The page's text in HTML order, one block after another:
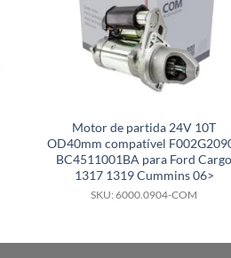
Motor de partida 24V 10T
OD40mm compatível
BC4511001BA para Ford Cargo
1317 1319 Cummins 06>
SKU: 6000.0904-COM